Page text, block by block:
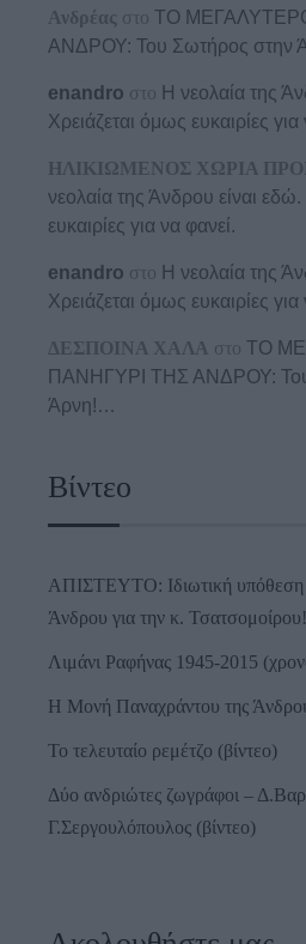
Ανδρέας στο ΤΟ
ΑΝΔΡΟΥ: Του Σωτήρος στην
enandro στο Η νεολαία της
Χρειάζεται όμως ευκαιρίες για
ΗΛΙΚΙΩΜΕΝΟΣ ΧΩΡΙΑ
νεολαία της Άνδρου είναι
ευκαιρίες για να φανεί.
enandro στο Η νεολαία της
Χρειάζεται όμως ευκαιρίες για
ΔΕΣΠΟΙΝΑ ΧΑΛΑ στο ΤΟ
ΠΑΝΗΓΥΡΙ ΤΗΣ ΑΝΔΡΟΥ:
Άρνη!…
Βίντεο
ΑΠΙΣΤΕΥΤΟ: Ιδιωτική υπόθεση
Άνδρου για την κ. Τσατσομοίρου!
Λιμάνι Ραφήνας 1945-2015
Η Μονή Παναχράντου της
Το τελευταίο ρεμέτζο (βίντεο)
Δύο ανδριώτες ζωγράφοι –
Γ.Σεργουλόπουλος (βίντεο)